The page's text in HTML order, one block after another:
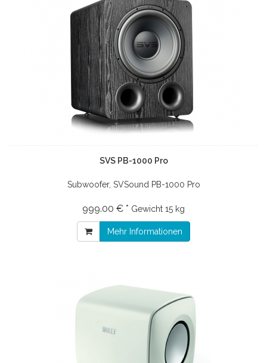
SVS PB-1000 Pro
Subwoofer, SVSound PB-1000 Pro
999.00 € * Gewicht 15 kg
Mehr Informationen